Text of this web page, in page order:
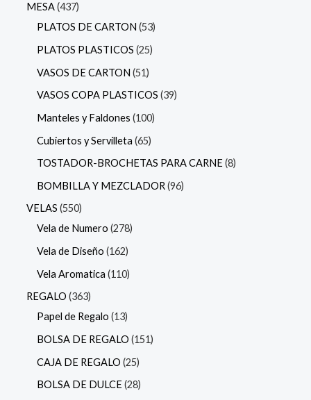
MESA 437
PLATOS DE CARTON 53
PLATOS PLASTICOS 25
VASOS DE CARTON 51
VASOS COPA PLASTICOS 39
Manteles y Faldones 100
Cubiertos y Servilleta 65
TOSTADOR-BROCHETAS PARA CARNE 8
BOMBILLA Y MEZCLADOR 96
VELAS 550
Vela de Numero 278
Vela de Diseño 162
Vela Aromatica 110
REGALO 363
Papel de Regalo 13
BOLSA DE REGALO 151
CAJA DE REGALO 25
BOLSA DE DULCE 28